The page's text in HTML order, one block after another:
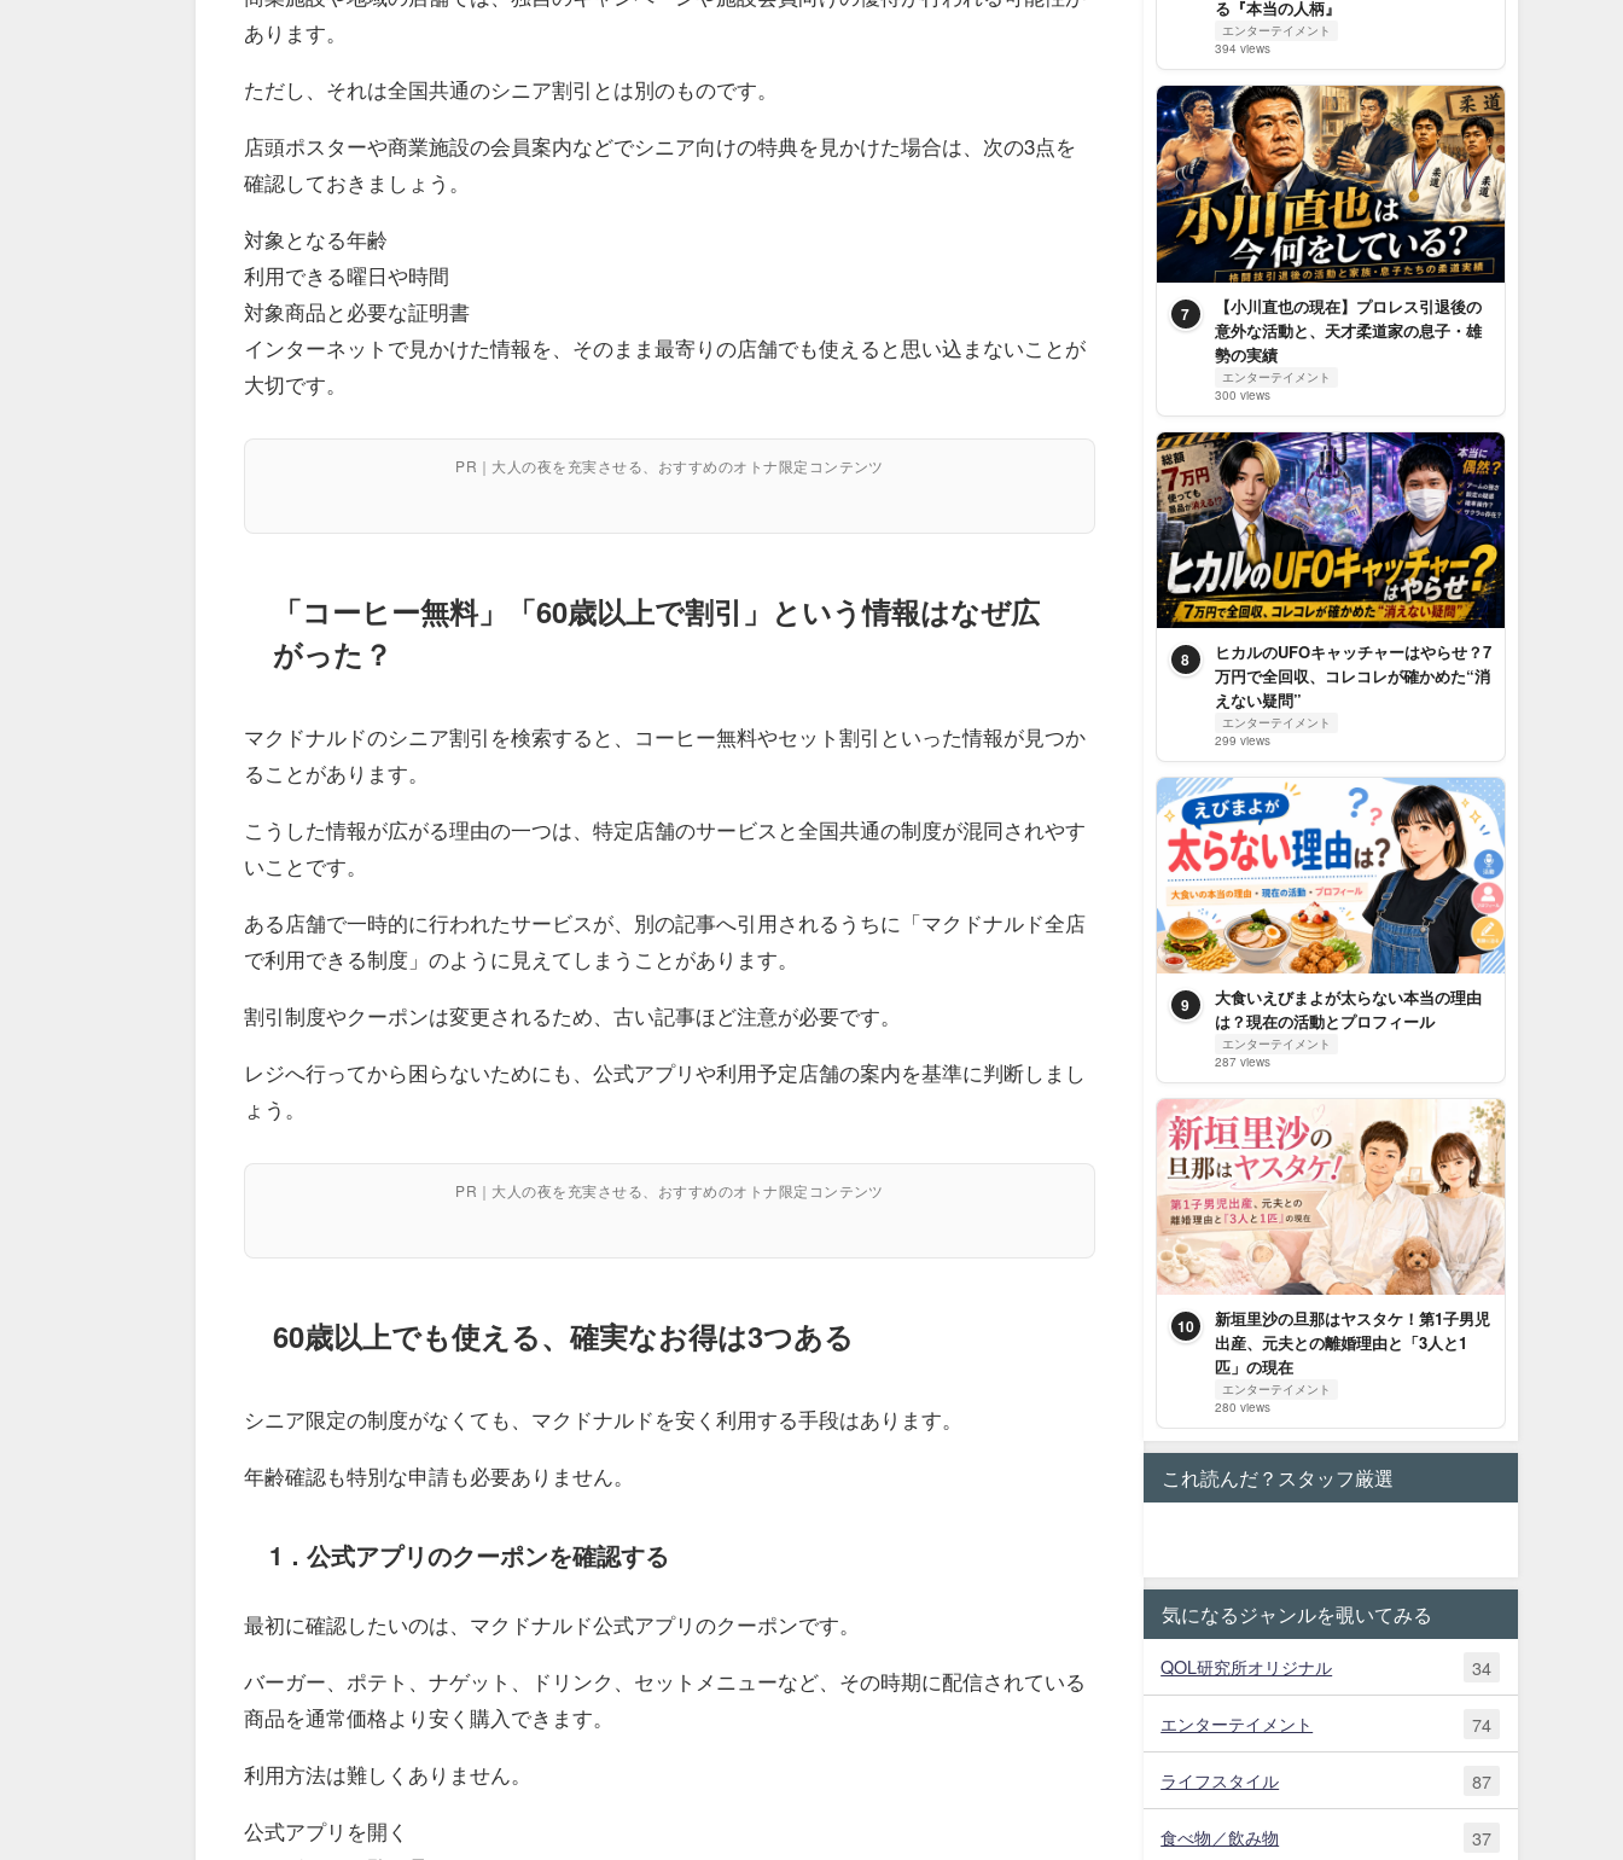
あります。
ただし、それは全国共通のシニア割引とは別のものです。
店頭ポスターや商業施設の会員案内などでシニア向けの特典を見かけた場合は、次の3点を
確認しておきましょう。
対象となる年齢
利用できる曜日や時間
対象商品と必要な証明書
インターネットで見かけた情報を、そのまま最寄りの店舗でも使えると思い込まないことが
大切です。
PR｜大人の夜を充実させる、おすすめのオトナ限定コンテンツ
「コーヒー無料」「60歳以上で割引」という情報はなぜ広
がった？
マクドナルドのシニア割引を検索すると、コーヒー無料やセット割引といった情報が見つか
ることがあります。
こうした情報が広がる理由の一つは、特定店舗のサービスと全国共通の制度が混同されやす
いことです。
ある店舗で一時的に行われたサービスが、別の記事へ引用されるうちに「マクドナルド全店
で利用できる制度」のように見えてしまうことがあります。
割引制度やクーポンは変更されるため、古い記事ほど注意が必要です。
レジへ行ってから困らないためにも、公式アプリや利用予定店舗の案内を基準に判断しまし
ょう。
PR｜大人の夜を充実させる、おすすめのオトナ限定コンテンツ
60歳以上でも使える、確実なお得は3つある
シニア限定の制度がなくても、マクドナルドを安く利用する手段はあります。
年齢確認も特別な申請も必要ありません。
1．公式アプリのクーポンを確認する
最初に確認したいのは、マクドナルド公式アプリのクーポンです。
バーガー、ポテト、ナゲット、ドリンク、セットメニューなど、その時期に配信されている
商品を通常価格より安く購入できます。
利用方法は難しくありません。
公式アプリを開く
る『本当の人柄』
エンターテイメント
394 views
7
【小川直也の現在】プロレス引退後の
意外な活動と、天才柔道家の息子・雄
勢の実績
エンターテイメント
300 views
8
ヒカルのUFOキャッチャーはやらせ？7
万円で全回収、コレコレが確かめた“消
えない疑問”
エンターテイメント
299 views
9
大食いえびまよが太らない本当の理由
は？現在の活動とプロフィール
エンターテイメント
287 views
10
新垣里沙の旦那はヤスタケ！第1子男児
出産、元夫との離婚理由と「3人と1
匹」の現在
エンターテイメント
280 views
これ読んだ？スタッフ厳選
気になるジャンルを覗いてみる
QOL研究所オリジナル 34
エンターテイメント 74
ライフスタイル 87
食べ物／飲み物 37